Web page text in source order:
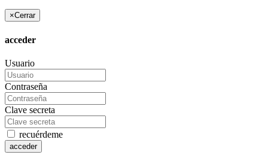
×Cerrar
acceder
Usuario
Contraseña
Clave secreta
recuérdeme
acceder